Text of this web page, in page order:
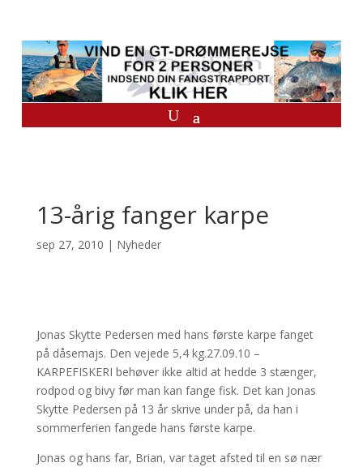
13-årig fanger karpe
sep 27, 2010 | Nyheder
Jonas Skytte Pedersen med hans første karpe fanget
på dåsemajs. Den vejede 5,4 kg.27.09.10 –
KARPEFISKERI behøver ikke altid at hedde 3 stænger,
rodpod og bivy før man kan fange fisk. Det kan Jonas
Skytte Pedersen på 13 år skrive under på, da han i
sommerferien fangede hans første karpe.
Jonas og hans far, Brian, var taget afsted til en sø nær